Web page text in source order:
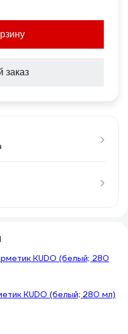
заказ
KUDO (белый; 280 мл)